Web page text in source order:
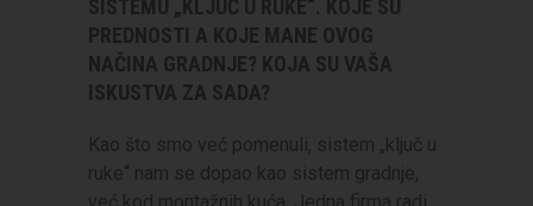
SISTEMU „KLJUČ U RUKE“. KOJE SU
PREDNOSTI A KOJE MANE OVOG
NAČINA GRADNJE? KOJA SU VAŠA
ISKUSTVA ZA SADA?
Kao što smo već pomenuli, sistem „ključ u
ruke“ nam se dopao kao sistem gradnje,